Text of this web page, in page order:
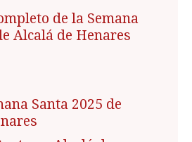
de la Semana
Alcalá de Henares
Santa 2025 de